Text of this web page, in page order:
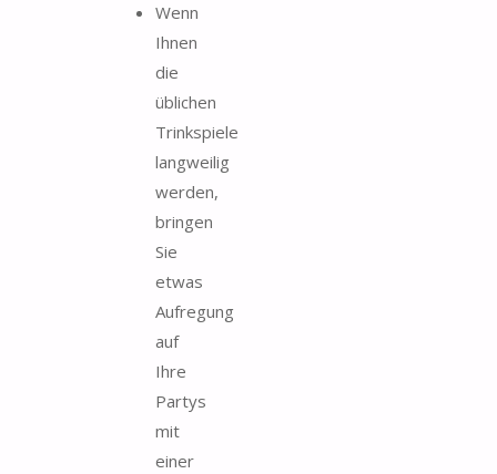
Wenn
Ihnen
die
üblichen
Trinkspiele
langweilig
werden,
bringen
Sie
etwas
Aufregung
auf
Ihre
Partys
mit
einer